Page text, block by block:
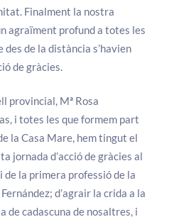
Finalment la nostra
agraïment profund a totes les
des de la distància s’havien
de gràcies.
provincial, Mª Rosa
i totes les que formem part
la Casa Mare, hem tingut el
jornada d’acció de gràcies al
la primera professió de la
d’agrair la crida a la
de cadascuna de nosaltres, i